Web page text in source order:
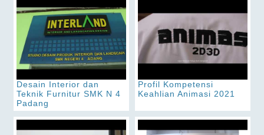
Desain Interior dan
Teknik Furnitur SMK N 4
Padang
Profil Kompetensi
Keahlian Animasi 2021